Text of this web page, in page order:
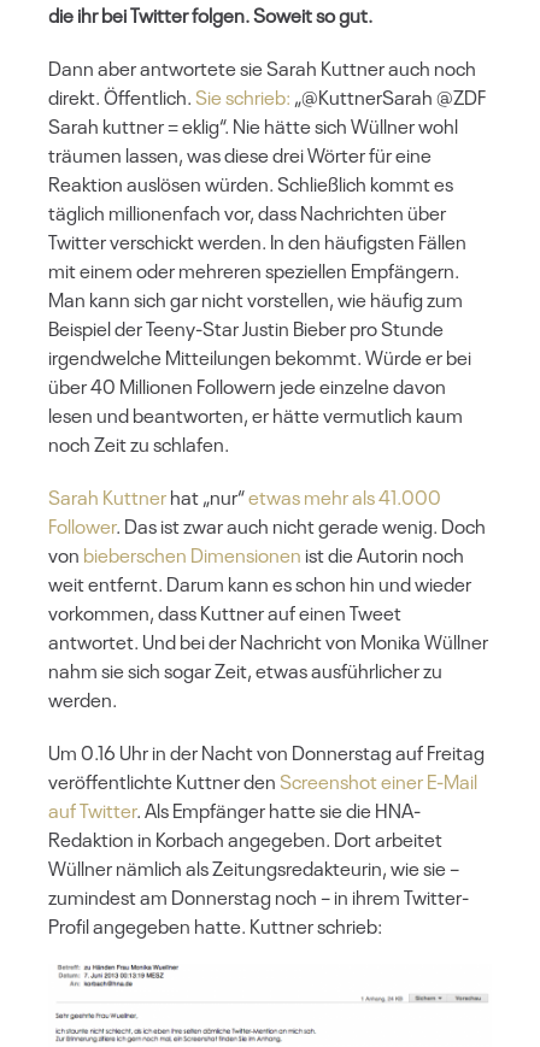
die ihr bei Twitter folgen. Soweit so gut.
Dann aber antwortete sie Sarah Kuttner auch noch
direkt. Öffentlich. Sie schrieb: „@KuttnerSarah @ZDF
Sarah kuttner = eklig“. Nie hätte sich Wüllner wohl
träumen lassen, was diese drei Wörter für eine
Reaktion auslösen würden. Schließlich kommt es
täglich millionenfach vor, dass Nachrichten über
Twitter verschickt werden. In den häufigsten Fällen
mit einem oder mehreren speziellen Empfängern.
Man kann sich gar nicht vorstellen, wie häufig zum
Beispiel der Teeny-Star Justin Bieber pro Stunde
irgendwelche Mitteilungen bekommt. Würde er bei
über 40 Millionen Followern jede einzelne davon
lesen und beantworten, er hätte vermutlich kaum
noch Zeit zu schlafen.
Sarah Kuttnerhat „nur“etwas mehr als 41.000
Follower. Das ist zwar auch nicht gerade wenig. Doch
von bieberschen Dimensionen ist die Autorin noch
weit entfernt. Darum kann es schon hin und wieder
vorkommen, dass Kuttner auf einen Tweet
antwortet. Und bei der Nachricht von Monika Wüllner
nahm sie sich sogar Zeit, etwas ausführlicher zu
werden.
Um 0.16 Uhr in der Nacht von Donnerstag auf Freitag
veröffentlichte Kuttner den Screenshot einer E-Mail
auf Twitter. Als Empfänger hatte sie die HNA-
Redaktion in Korbach angegeben. Dort arbeitet
Wüllner nämlich als Zeitungsredakteurin, wie sie –
zumindest am Donnerstag noch – in ihrem Twitter-
Profil angegeben hatte. Kuttner schrieb: